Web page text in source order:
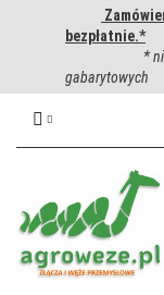
bezpłatnie.*
*
gabarytowych